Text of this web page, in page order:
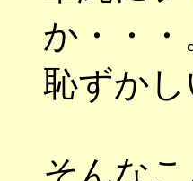
か・・・
恥ずかし
そんな